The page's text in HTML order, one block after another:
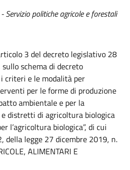
politiche agricole e forestali
3 del decreto legislativo 28
schema di decreto
criteri e le modalità per
per le forme di produzione
ambientale e per la
distretti di agricoltura biologica
l’agricoltura biologica”, di cui
della legge 27 dicembre 2019, n.
ALIMENTARI E